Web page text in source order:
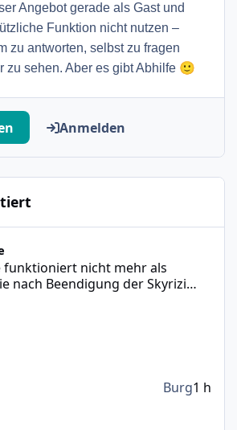
Angebot gerade als Gast und
Funktion nicht nutzen –
zu antworten, selbst zu fragen
zu sehen. Aber es gibt Abhilfe 🙂
Anmelden
funktioniert nicht mehr als
nach Beendigung der Skyrizi
Burg1 h